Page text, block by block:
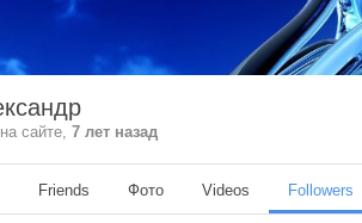
сайте, 7 лет назад
Friends Фото Videos Followers